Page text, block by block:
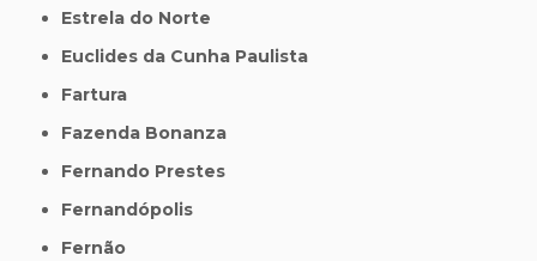
Estrela do Norte
Euclides da Cunha Paulista
Fartura
Fazenda Bonanza
Fernando Prestes
Fernandópolis
Fernão